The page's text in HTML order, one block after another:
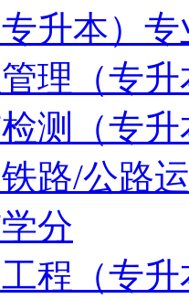
升本）
理（专
测（专
路/公路
分
程（专